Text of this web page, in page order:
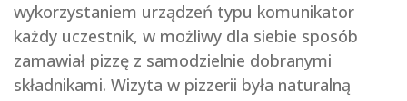
wykorzystaniem urządzeń typu komunikator
każdy uczestnik, w możliwy dla siebie sposób
zamawiał pizzę z samodzielnie dobranymi
składnikami. Wizyta w pizzerii była naturalną